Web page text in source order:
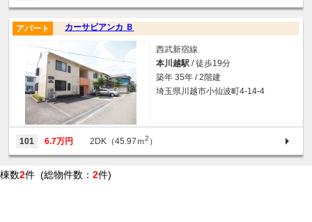
カーサビアンカ Ｂ
アパート
西武新宿線
本川越駅 / 徒歩19分
築年 35年 / 2階建
埼玉県川越市小仙波町4-14-4
101 6.7万円 2DK（45.97ｍ2 ）
棟数2件 (総物件数： 2件)